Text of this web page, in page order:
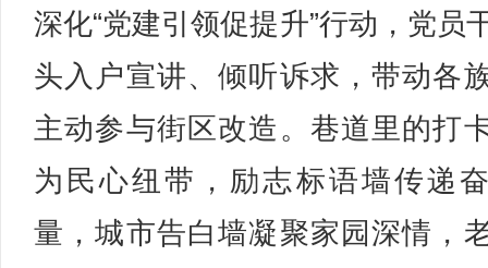
深化“党建引领促提升”行动，党员
头入户宣讲、倾听诉求，带动各
主动参与街区改造。巷道里的打
为民心纽带，励志标语墙传递
量，城市告白墙凝聚家园深情，